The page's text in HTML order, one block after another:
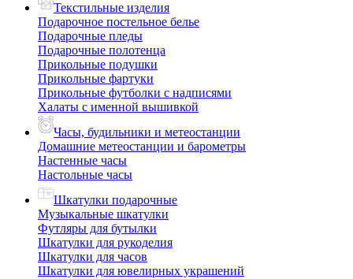
Текстильные изделия
Подарочное постельное белье
Подарочные пледы
Подарочные полотенца
Прикольные подушки
Прикольные фартуки
Прикольные футболки с надписями
Халаты с именной вышивкой
Часы, будильники и метеостанции
Домашние метеостанции и барометры
Настенные часы
Настольные часы
Шкатулки подарочные
Музыкальные шкатулки
Футляры для бутылки
Шкатулки для рукоделия
Шкатулки для часов
Шкатулки для ювелирных украшений